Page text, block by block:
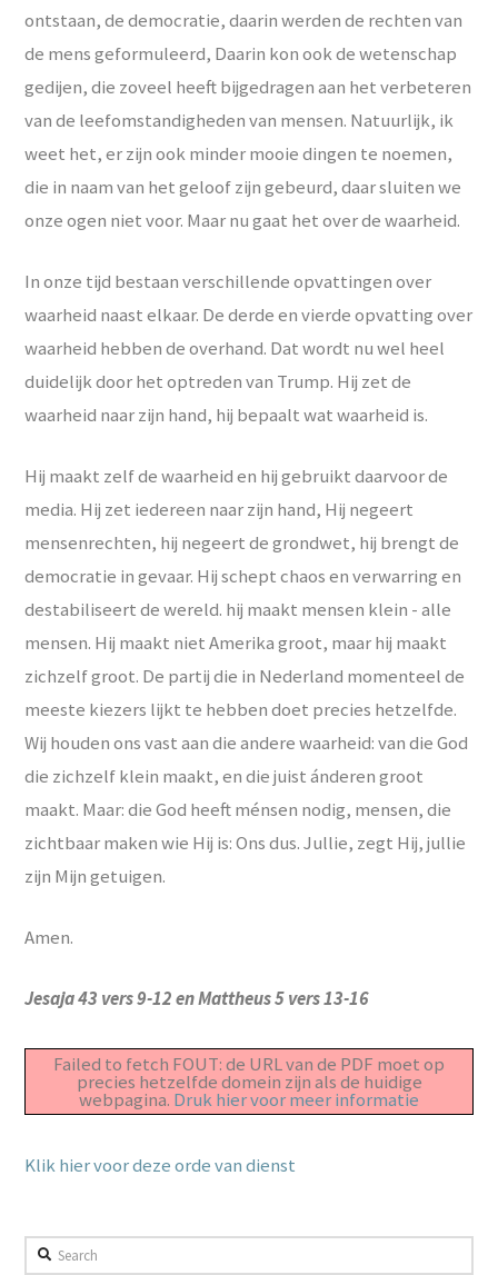
ontstaan, de democratie, daarin werden de rechten van
de mens geformuleerd, Daarin kon ook de wetenschap
gedijen, die zoveel heeft bijgedragen aan het verbeteren
van de leefomstandigheden van mensen. Natuurlijk, ik
weet het, er zijn ook minder mooie dingen te noemen,
die in naam van het geloof zijn gebeurd, daar sluiten we
onze ogen niet voor. Maar nu gaat het over de waarheid.
In onze tijd bestaan verschillende opvattingen over
waarheid naast elkaar. De derde en vierde opvatting over
waarheid hebben de overhand. Dat wordt nu wel heel
duidelijk door het optreden van Trump. Hij zet de
waarheid naar zijn hand, hij bepaalt wat waarheid is.
Hij maakt zelf de waarheid en hij gebruikt daarvoor de
media. Hij zet iedereen naar zijn hand, Hij negeert
mensenrechten, hij negeert de grondwet, hij brengt de
democratie in gevaar. Hij schept chaos en verwarring en
destabiliseert de wereld. hij maakt mensen klein - alle
mensen. Hij maakt niet Amerika groot, maar hij maakt
zichzelf groot. De partij die in Nederland momenteel de
meeste kiezers lijkt te hebben doet precies hetzelfde.
Wij houden ons vast aan die andere waarheid: van die God
die zichzelf klein maakt, en die juist ánderen groot
maakt. Maar: die God heeft ménsen nodig, mensen, die
zichtbaar maken wie Hij is: Ons dus. Jullie, zegt Hij, jullie
zijn Mijn getuigen.
Amen.
Jesaja 43 vers 9-12 en Mattheus 5 vers 13-16
Failed to fetch FOUT: de URL van de PDF moet op
precies hetzelfde domein zijn als de huidige
webpagina. Druk hier voor meer informatie
Klik hier voor deze orde van dienst
Search